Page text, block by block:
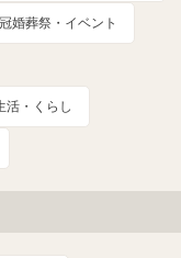
冠婚葬祭・イベント
活・くらし